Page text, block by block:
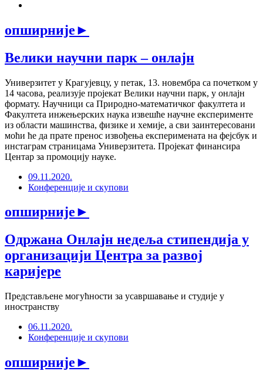
опширније►
Велики научни парк – онлајн
Универзитет у Крагујевцу, у петак, 13. новембра са почетком у
14 часова, реализује пројекат Велики научни парк, у онлајн
формату. Научници са Природно-математичког факултета и
Факултета инжењерских наука извешће научне експерименте
из области машинства, физике и хемије, а сви заинтересовани
моћи ће да прате пренос извођења експеримената на фејсбук и
инстаграм страницама Универзитета. Пројекат финансира
Центар за промоцију науке.
09.11.2020.
Конференције и скупови
опширније►
Одржана Онлајн недеља стипендија у
организацији Центра за развој
каријере
Представљене могућности за усавршавање и студије у
иностранству
06.11.2020.
Конференције и скупови
опширније►